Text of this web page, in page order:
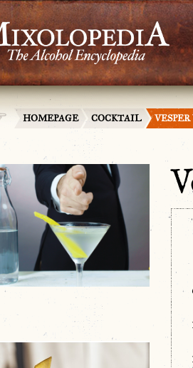
HOMEPAGE COCKTAIL